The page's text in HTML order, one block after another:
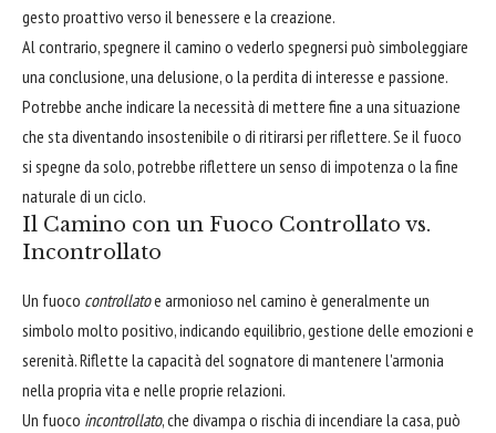
gesto proattivo verso il benessere e la creazione.
Al contrario, spegnere il camino o vederlo spegnersi può simboleggiare
una conclusione, una delusione, o la perdita di interesse e passione.
Potrebbe anche indicare la necessità di mettere fine a una situazione
che sta diventando insostenibile o di ritirarsi per riflettere. Se il fuoco
si spegne da solo, potrebbe riflettere un senso di impotenza o la fine
naturale di un ciclo.
Il Camino con un Fuoco Controllato vs.
Incontrollato
Un fuoco controllatoe armonioso nel camino è generalmente un
simbolo molto positivo, indicando equilibrio, gestione delle emozioni e
serenità. Riflette la capacità del sognatore di mantenere l'armonia
nella propria vita e nelle proprie relazioni.
Un fuoco incontrollato, che divampa o rischia di incendiare la casa, può